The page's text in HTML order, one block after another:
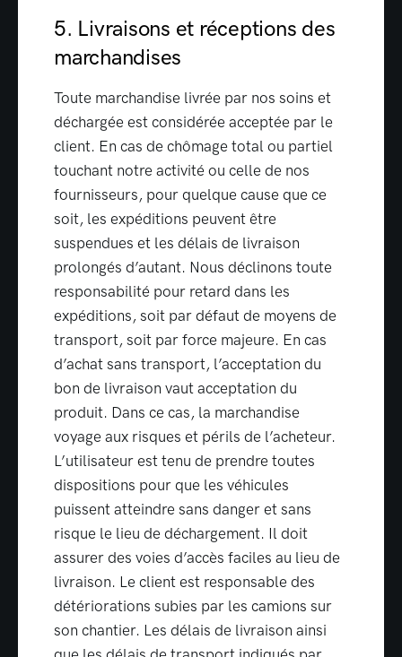
5. Livraisons et réceptions des
marchandises
Toute marchandise livrée par nos soins et
déchargée est considérée acceptée par le
client. En cas de chômage total ou partiel
touchant notre activité ou celle de nos
fournisseurs, pour quelque cause que ce
soit, les expéditions peuvent être
suspendues et les délais de livraison
prolongés d’autant. Nous déclinons toute
responsabilité pour retard dans les
expéditions, soit par défaut de moyens de
transport, soit par force majeure. En cas
d’achat sans transport, l’acceptation du
bon de livraison vaut acceptation du
produit. Dans ce cas, la marchandise
voyage aux risques et périls de l’acheteur.
L’utilisateur est tenu de prendre toutes
dispositions pour que les véhicules
puissent atteindre sans danger et sans
risque le lieu de déchargement. Il doit
assurer des voies d’accès faciles au lieu de
livraison. Le client est responsable des
détériorations subies par les camions sur
son chantier. Les délais de livraison ainsi